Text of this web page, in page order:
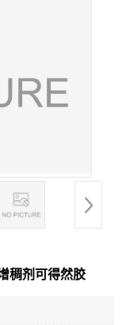
稠剂可得然胶